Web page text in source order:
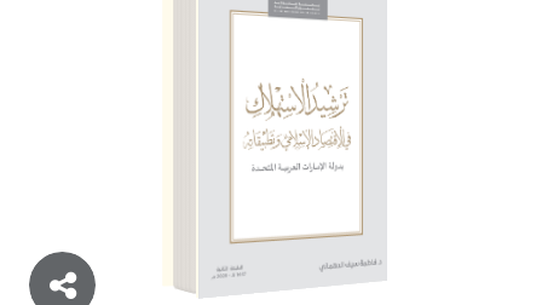
ترشيد الاستهلاك في
عرض ملف PDF